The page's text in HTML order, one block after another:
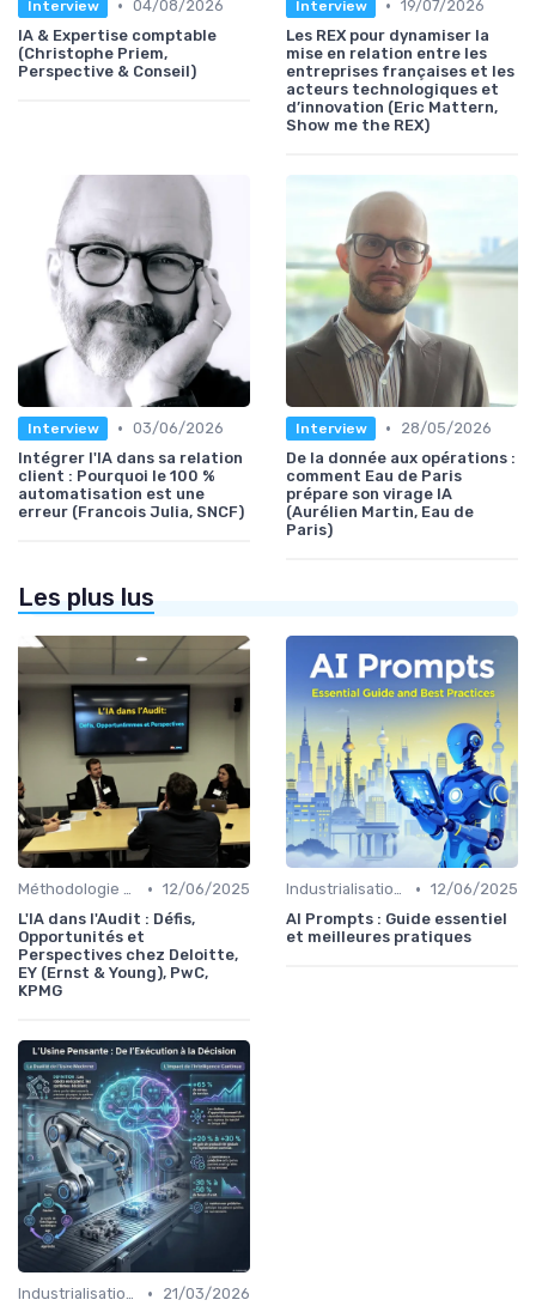
Interview • 04/08/2026
IA & Expertise comptable
(Christophe Priem,
Perspective & Conseil)
Interview • 19/07/2026
Les REX pour dynamiser la
mise en relation entre les
entreprises françaises et les
acteurs technologiques et
d’innovation (Eric Mattern,
Show me the REX)
Interview • 03/06/2026
Intégrer l'IA dans sa relation
client : Pourquoi le 100 %
automatisation est une
erreur (Francois Julia, SNCF)
Interview •
28/05/2026
De la donnée aux opérations :
comment Eau de Paris
prépare son virage IA
(Aurélien Martin, Eau de
Paris)
Les plus lus
Méthodologie de déploiement IA • 12/06/2025
L'IA dans l'Audit : Défis,
Opportunités et
Perspectives chez Deloitte,
EY (Ernst & Young), PwC,
KPMG
Industrialisation des process par IA • 12/06/2025
AI Prompts : Guide essentiel
et meilleures pratiques
Industrialisation des process par IA •
21/03/2026